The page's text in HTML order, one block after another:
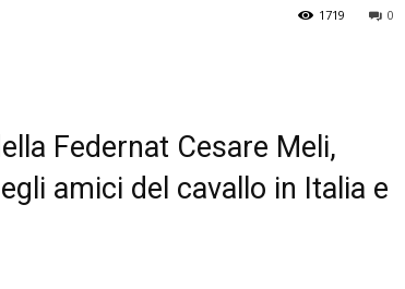
0
1719
Federnat Cesare Meli,
amici del cavallo in Italia e